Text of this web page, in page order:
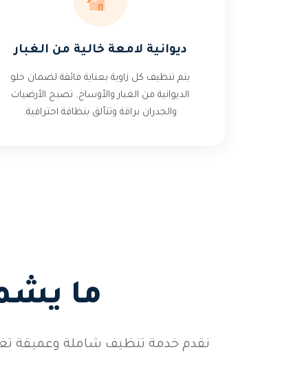
ديوانية لامعة خالية من الغبار
يتم تنظيف كل زاوية بعناية فائقة لضمان خلو
الديوانية من الغبار والأوساخ. تصبح الأرضيات
والجدران براقة وتتألق بنظافة احترافية.
ما
نقدم خدمة تنظيف شاملة وعميقة